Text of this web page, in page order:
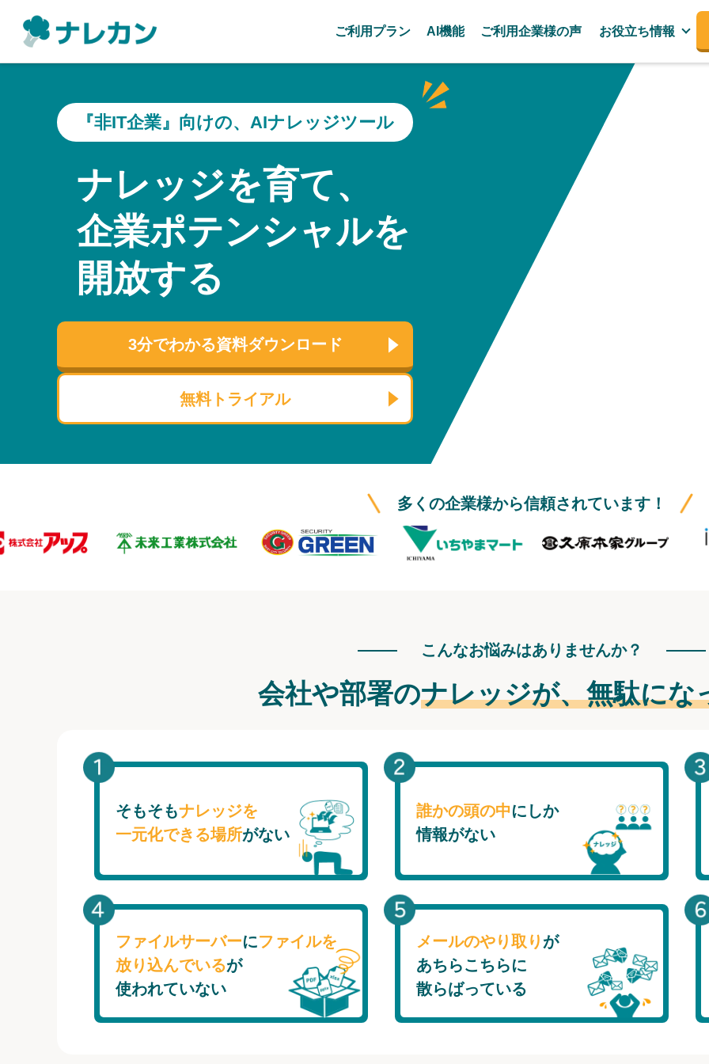
ご利用プラン AI機能 ご利用企業様の声 お役立ち情報
『非IT企業』向けの、AIナレッジツール
ナレッジを育て、
企業ポテンシャルを
開放する
3分でわかる資料ダウンロード
無料トライアル
多くの企業様から信頼されています！
こんなお悩みはありませんか？
会社や部署のナレッジが、無駄にな
そもそもナレッジを
一元化できる場所がない
誰かの頭の中にしか
情報がない
ファイルサーバーにファイルを
放り込んでいるが
使われていない
メールのやり取り が
あちらこちらに
散らばっている